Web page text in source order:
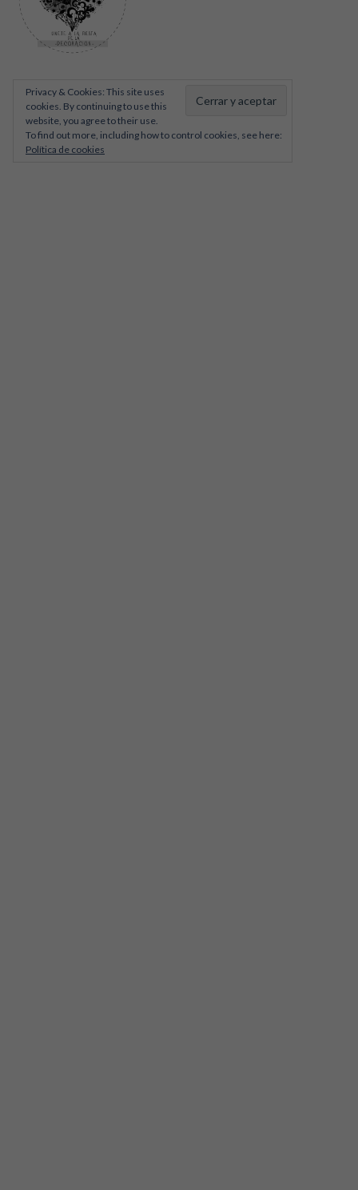
Privacy & Cookies: This site uses
cookies. By continuing to use this
website, you agree to their use.
To find out more, including how to control cookies, see here:
Política de cookies